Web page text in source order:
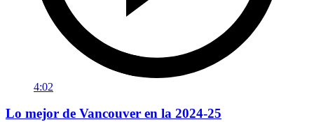
4:02
Lo mejor de Vancouver en la 2024-25